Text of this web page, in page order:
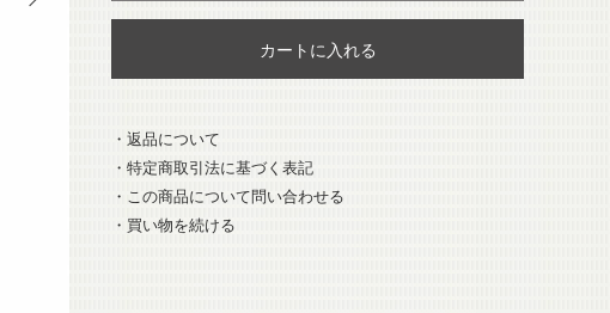
カートに入れる
・返品について
・特定商取引法に基づく表記
・この商品について問い合わせる
・買い物を続ける